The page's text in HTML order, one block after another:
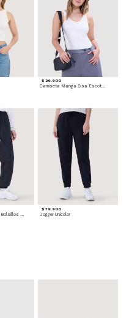
$ 29.900
Camiseta Manga Sisa Escotada
$ 79.900
Jogger Unicolor